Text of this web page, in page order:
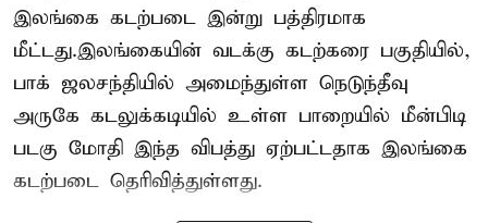
இலங்கை கடற்படை இன்று பத்திரமாக
மீட்டது.இலங்கையின் வடக்கு கடற்கரை பகுதியில்,
பாக் ஜலசந்தியில் அமைந்துள்ள நெடுந்தீவு
அருகே கடலுக்கடியில் உள்ள பாறையில் மீன்பிடி
படகு மோதி இந்த விபத்து ஏற்பட்டதாக இலங்கை
கடற்படை தெரிவித்துள்ளது.